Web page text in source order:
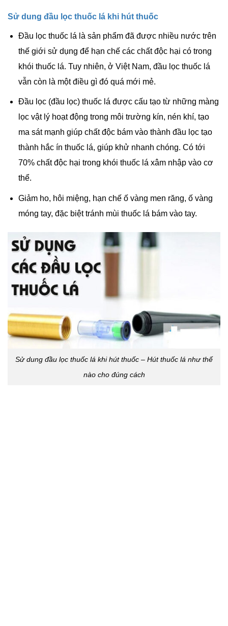
Sử dung đầu lọc thuốc lá khi hút thuốc
Đầu lọc thuốc lá là sản phẩm đã được nhiều nước trên
thế giới sử dụng để hạn chế các chất độc hại có trong
khói thuốc lá. Tuy nhiên, ở Việt Nam, đầu lọc thuốc lá
vẫn còn là một điều gì đó quá mới mẻ.
Đầu lọc (đầu lọc) thuốc lá được cấu tạo từ những màng
lọc vật lý hoạt động trong môi trường kín, nén khí, tạo
ma sát mạnh giúp chất độc bám vào thành đầu lọc tạo
thành hắc ín thuốc lá, giúp khử nhanh chóng. Có tới
70% chất độc hại trong khói thuốc lá xâm nhập vào cơ
thể.
Giảm ho, hôi miệng, hạn chế ố vàng men răng, ố vàng
móng tay, đặc biệt tránh mùi thuốc lá bám vào tay.
Sử dung đầu lọc thuốc lá khi hút thuốc – Hút thuốc lá như thế
nào cho đúng cách